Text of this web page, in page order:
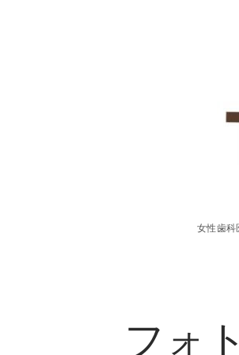
女性歯科
フォ